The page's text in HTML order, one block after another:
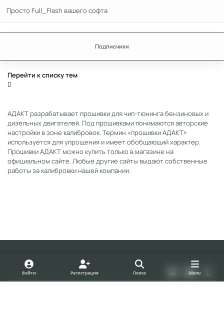
Просто Full_Flash вашего софта
Подписчики
Перейти к списку тем
АДАКТ разрабатывает прошивки для чип-тюнинга бензиновых и
дизельных двигателей. Под прошивками понимаются авторские
настройки в зоне калибровок. Термин «прошивки АДАКТ»
используется для упрощения и имеет обобщающий характер.
Прошивки АДАКТ можно купить только в магазине на
официальном сайте. Любые другие сайты выдают собственные
работы за калибровки нашей компании.
Light ModeDark ModeSystem Preference
k
o
t
u
Войти Регистрация Поиск Menu